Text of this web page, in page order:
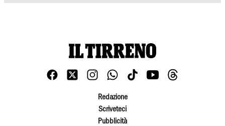
Redazione
Scriveteci
Pubblicità